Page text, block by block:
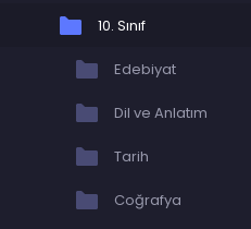
10. Sınıf
Edebiyat
Dil ve Anlatım
Tarih
Coğrafya